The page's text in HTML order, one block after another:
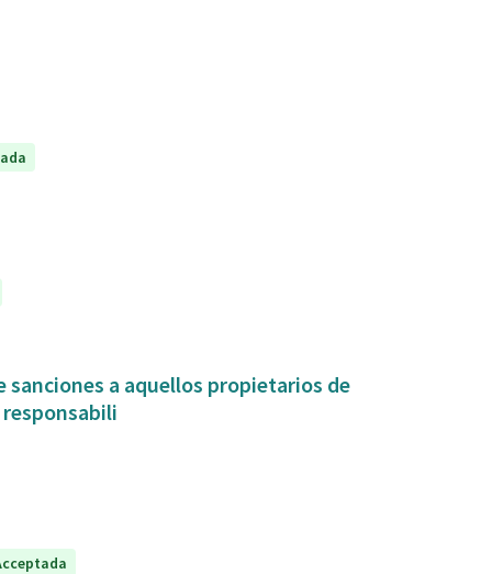
sanciones a aquellos propietarios de
responsabili